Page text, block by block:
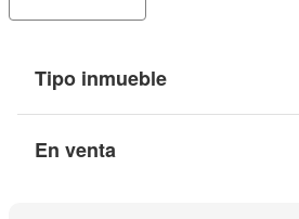
Tipo inmueble
En venta